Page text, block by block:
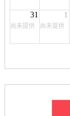
31
尚未提供
1
尚未提供